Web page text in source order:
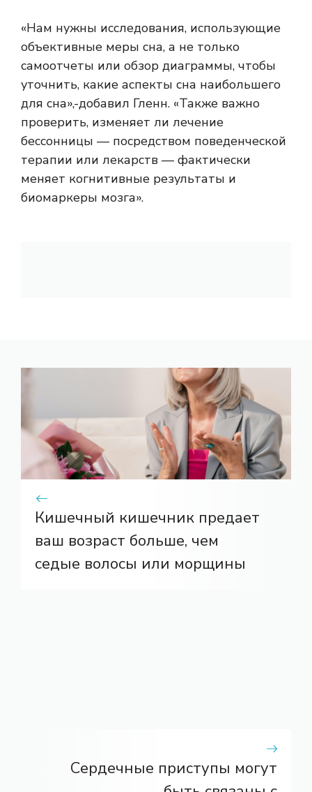
«Нам нужны исследования, использующие
объективные меры сна, а не только
самоотчеты или обзор диаграммы, чтобы
уточнить, какие аспекты сна наибольшего
для сна»,-добавил Гленн. «Также важно
проверить, изменяет ли лечение
бессонницы — посредством поведенческой
терапии или лекарств — фактически
меняет когнитивные результаты и
биомаркеры мозга».
Кишечный кишечник предает
ваш возраст больше, чем
седые волосы или морщины
Сердечные приступы могут